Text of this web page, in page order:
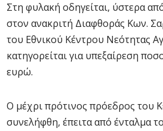
Στη φυλακή οδηγείται, ύστερα
στον ανακριτή Διαφθοράς Κων.
του Εθνικού Κέντρου Νεότητας
κατηγορείται για υπεξαίρεση
ευρώ.
Ο μέχρι πρότινος πρόεδρος του
συνελήφθη, έπειτα από ένταλμα